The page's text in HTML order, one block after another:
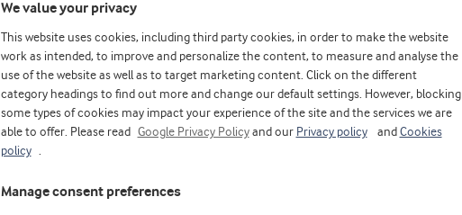
We value your privacy
This website uses cookies, including third party cookies, in order to make the website
work as intended, to improve and personalize the content, to measure and analyse the
use of the website as well as to target marketing content. Click on the different
category headings to find out more and change our default settings. However, blocking
some types of cookies may impact your experience of the site and the services we are
able to offer. Please read
Google Privacy Policyand our Privacy policy and Cookies
policy
.
Manage consent preferences